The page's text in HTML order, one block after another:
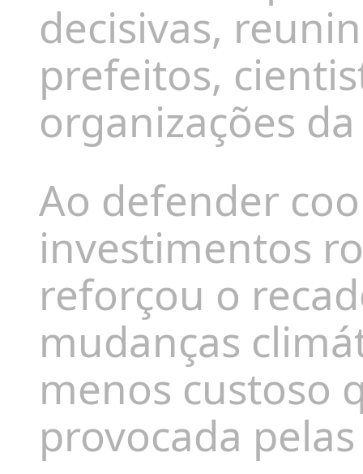
decisivas,
prefeitos,
organizações
Ao defender
investimentos
reforçou o
mudanças
menos custoso
provocada